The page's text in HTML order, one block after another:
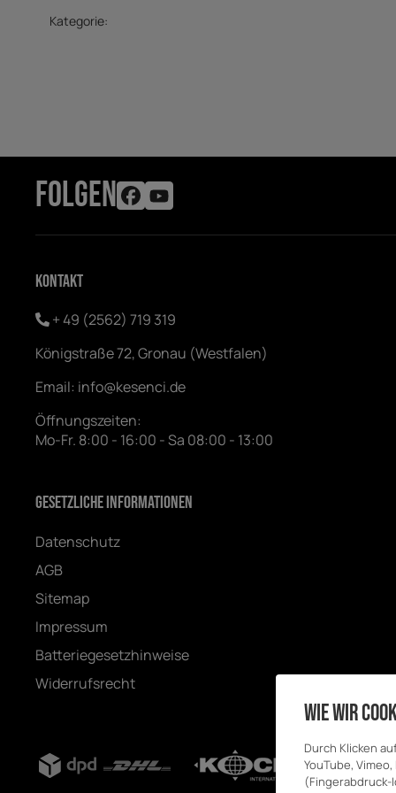
Kategorie:
FOLGEN
Kontakt
+ 49 (2562) 719 319
Königstraße 72, Gronau (Westfalen)
Email: info@kesenci.de
Öffnungszeiten:
Mo-Fr. 8:00 - 16:00 - Sa 08:00 - 13:00
Gesetzliche Informationen
Datenschutz
AGB
Sitemap
Impressum
Batteriegesetzhinweise
Widerrufsrecht
Wie wir
Durch Klicken
YouTube,